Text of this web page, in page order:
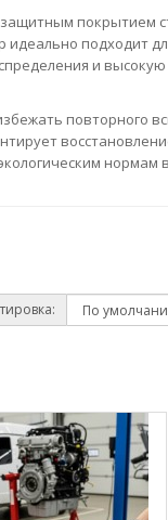
покрытием
подходит
и
повторного
нормам